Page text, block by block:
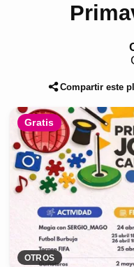
Compartir este
Gratis
OTROS